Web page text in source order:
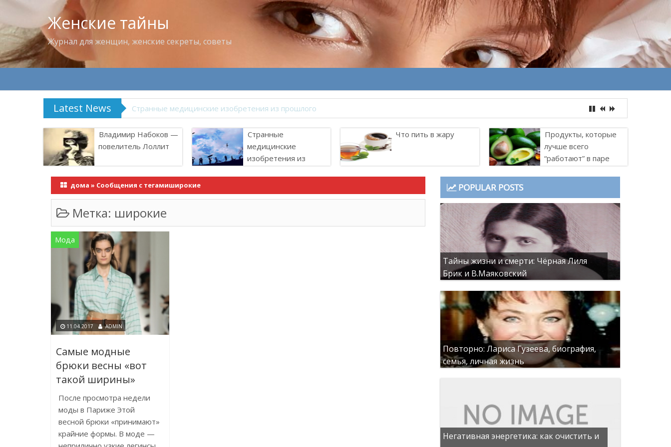
Женские тайны
Журнал для женщин, женские секреты, советы
Latest News Что пить в жару
Владимир Набоков —
повелитель Лоллит
Странные
медицинские
изобретения из
Что пить в жару
Продукты, которые
лучше всего
“работают” в паре
дома » Сообщения с тегамиширокие
Метка: широкие
Мода
11.04.2017 ADMIN
Самые модные
брюки весны «вот
такой ширины»
После просмотра недели
моды в Париже Этой
весной брюки «принимают»
крайние формы. В моде —
POPULAR POSTS
Тайны жизни и смерти: Чёрная Лиля
Брик и В.Маяковский
Повторно: Лариса Гузеева, биография,
семья, личная жизнь
Негативная энергетика: как очистить и